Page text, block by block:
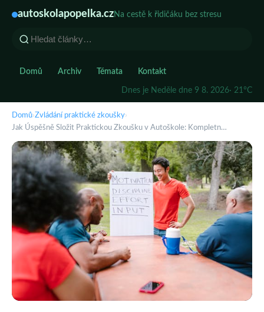
autoskolapopelka.czNa cestě k řidičáku bez stresu
Domů Archiv Témata Kontakt
Dnes je Neděle dne 9 8. 2026· 21°C
Domů›Zvládání praktické zkoušky›
Jak Úspěšně Složit Praktickou Zkoušku v Autoškole: Kompletn…